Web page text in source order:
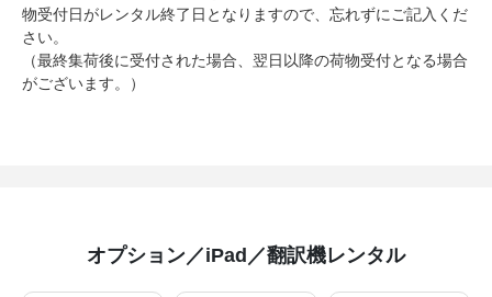
物受付日がレンタル終了日となりますので、忘れずにご記入くだ
さい。
（最終集荷後に受付された場合、翌日以降の荷物受付となる場合
がございます。）
オプション／iPad／翻訳機レンタル